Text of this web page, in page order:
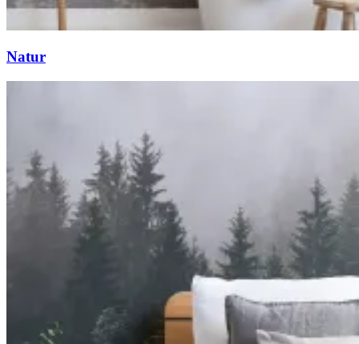
Natur